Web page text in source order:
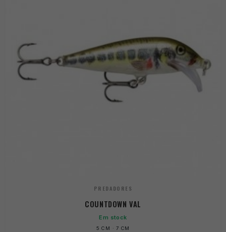
PREDADORES
COUNTDOWN VAL
Em stock
5 CM · 7 CM